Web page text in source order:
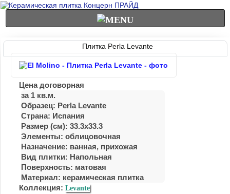
Плитка Perla Levante
Цена договорная
за 1 кв.м.
Образец: Perla Levante
Страна: Испания
Размер (см): 33.3x33.3
Элементы: облицовочная
Назначение: ванная, прихожая
Вид плитки: Напольная
Поверхность: матовая
Материал: керамическая плитка
Коллекция: Levante